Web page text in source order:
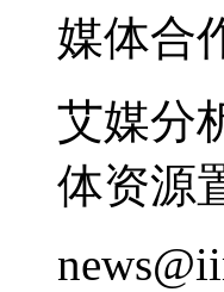
媒体合
艾媒分
体资源